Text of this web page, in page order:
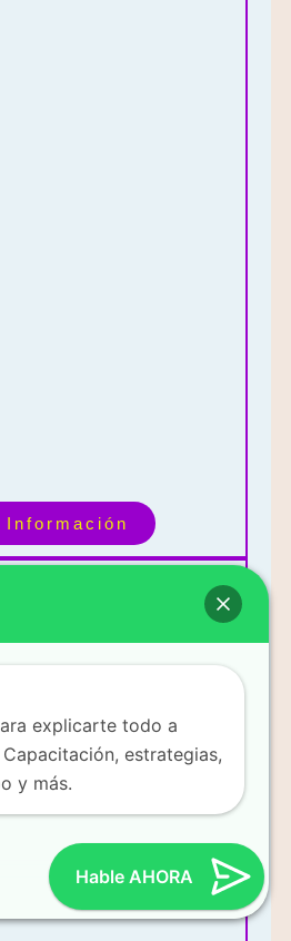
Información
y construir un equipo de
explicarte todo a
estrategias,
y más.
Hable AHORA